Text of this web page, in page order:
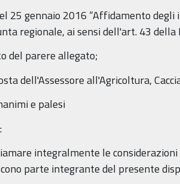
25 gennaio 2016 “Affidamento
regionale, ai sensi dell'art. 43 della
del parere allegato;
dell'Assessore all'Agricoltura,
e palesi
integralmente le
parte integrante del presente